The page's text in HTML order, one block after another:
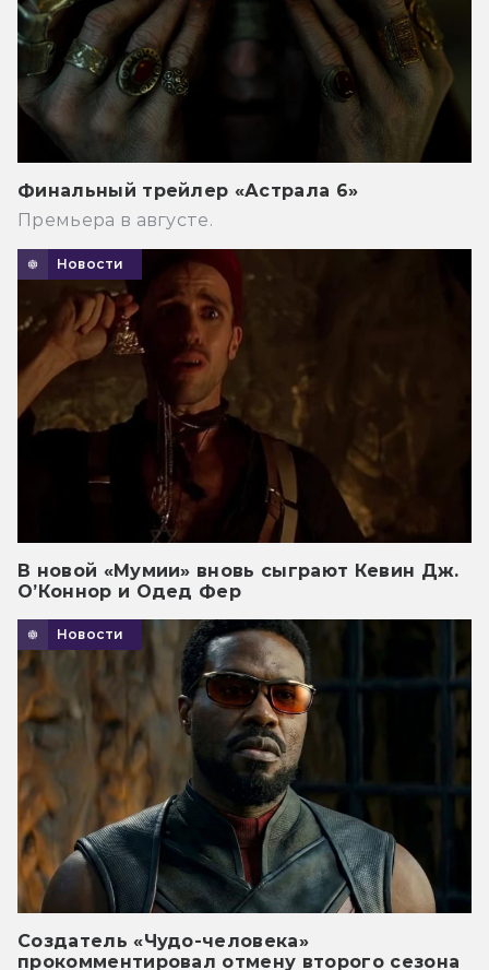
Финальный трейлер «Астрала 6»
Премьера в августе.
Новости
В новой «Мумии» вновь сыграют Кевин Дж.
О’Коннор и Одед Фер
Новости
Создатель «Чудо-человека»
прокомментировал отмену второго сезона